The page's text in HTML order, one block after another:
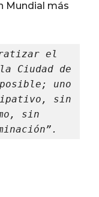
Mundial más
el
Ciudad de
uno
sin
sin